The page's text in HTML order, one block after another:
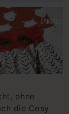
ohne
die Cosy